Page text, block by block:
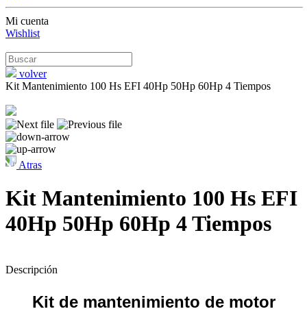
Mi cuenta
Wishlist
volver
Kit Mantenimiento 100 Hs EFI 40Hp 50Hp 60Hp 4 Tiempos
Atras
Kit Mantenimiento 100 Hs EFI
40Hp 50Hp 60Hp 4 Tiempos
Descripción
Kit de mantenimiento de motor